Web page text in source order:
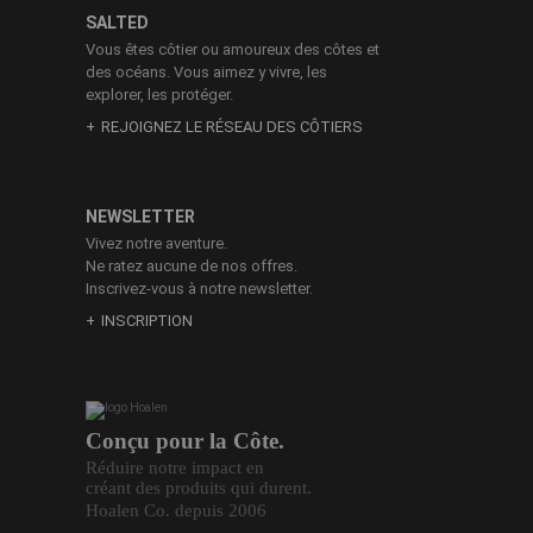
Conçu pour la Côte.
Réduire notre impact en
créant des produits qui durent.
Hoalen Co. depuis 2006
SALTED
Vous êtes côtier ou amoureux des côtes et
des océans. Vous aimez y vivre, les
explorer, les protéger.
REJOIGNEZ LE RÉSEAU DES CÔTIERS
NEWSLETTER
Vivez notre aventure.
Ne ratez aucune de nos offres.
Inscrivez-vous à notre newsletter.
INSCRIPTION